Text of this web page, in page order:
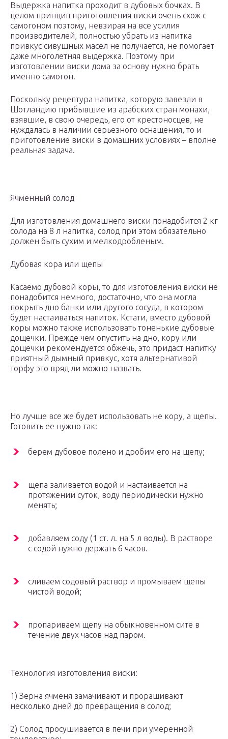
Выдержка напитка проходит в дубовых бочках. В
целом принцип приготовления виски очень схож с
самогоном поэтому, невзирая на все усилия
производителей, полностью убрать из напитка
привкус сивушных масел не получается, не помогает
даже многолетняя выдержка. Поэтому при
изготовлении виски дома за основу нужно брать
именно самогон.
Поскольку рецептура напитка, которую завезли в
Шотландию прибывшие из арабских стран монахи,
взявшие, в свою очередь, его от крестоносцев, не
нуждалась в наличии серьезного оснащения, то и
приготовление виски в домашних условиях – вполне
реальная задача.
Ячменный солод
Для изготовления домашнего виски понадобится 2 кг
солода на 8 л напитка, солод при этом обязательно
должен быть сухим и мелкодробленым.
Дубовая кора или щепы
Касаемо дубовой коры, то для изготовления виски не
понадобится немного, достаточно, что она могла
покрыть дно банки или другого сосуда, в котором
будет настаиваться напиток. Кстати, вместо дубовой
коры можно также использовать тоненькие дубовые
дощечки. Прежде чем опустить на дно, кору или
дощечки рекомендуется обжечь, это придаст напитку
приятный дымный привкус, хотя альтернативой
торфу это вряд ли можно назвать.
Но лучше все же будет использовать не кору, а щепы.
Готовить ее нужно так:
берем дубовое полено и дробим его на щепу;
щепа заливается водой и настаивается на
протяжении суток, воду периодически нужно
менять;
добавляем соду (1 ст. л. на 5 л воды). В растворе
с содой нужно держать 6 часов.
сливаем содовый раствор и промываем щепы
чистой водой;
пропариваем щепу на обыкновенном сите в
течение двух часов над паром.
Технология изготовления виски:
1) Зерна ячменя замачивают и проращивают
несколько дней до превращения в солод;
2) Солод просушивается в печи при умеренной